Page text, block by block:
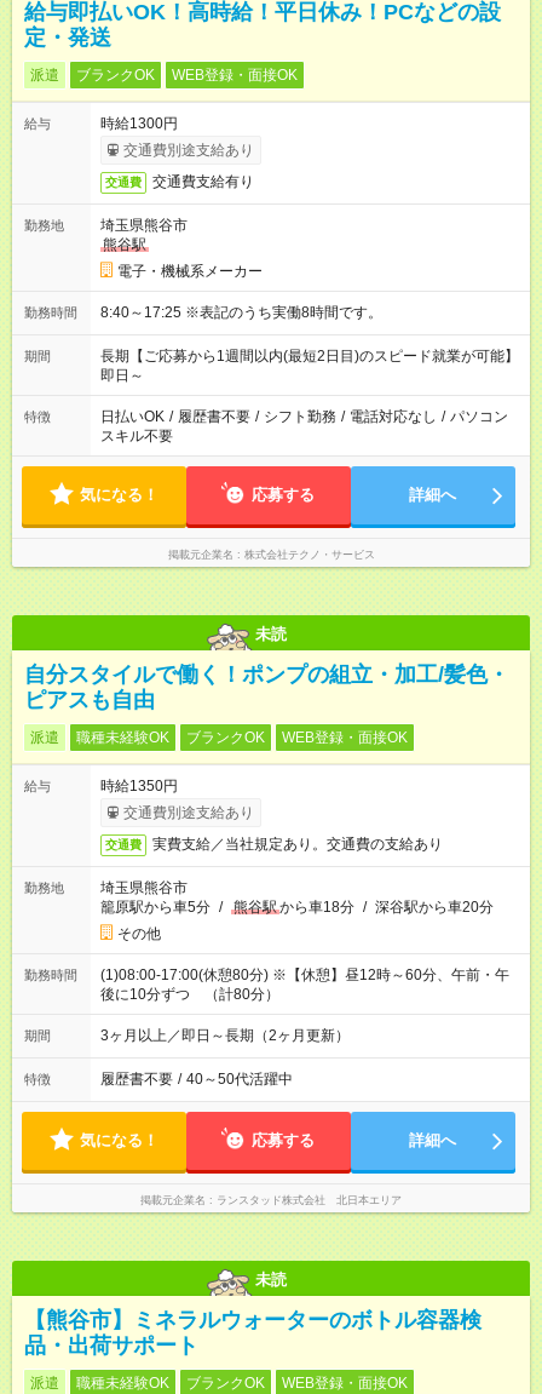
給与即払いOK！高時給！平日休み！PCなどの設
定・発送
派遣 ブランクOK WEB登録・面接OK
給与
時給1300円
交通費別途支給あり
交通費 交通費支給有り
勤務地
埼玉県熊谷市
熊谷駅
電子・機械系メーカー
勤務時間 8:40～17:25 ※表記のうち実働8時間です。
期間
長期【ご応募から1週間以内(最短2日目)のスピード就業が可能】
即日～
特徴 日払いOK / 履歴書不要 / シフト勤務 / 電話対応なし / パソコン
スキル不要
気になる！ 応募する 詳細へ
掲載元企業名 株式会社テクノ・サービス
未読
自分スタイルで働く！ポンプの組立・加工/髪色・
ピアスも自由
派遣 職種未経験OK ブランクOK WEB登録・面接OK
給与
時給1350円
交通費別途支給あり
交通費 実費支給／当社規定あり。交通費の支給あり
勤務地
埼玉県熊谷市
籠原駅から車5分 / 熊谷駅から車18分 / 深谷駅から車20分
その他
勤務時間
(1)08:00-17:00(休憩80分) ※【休憩】昼12時～60分、午前・午
後に10分ずつ （計80分）
期間 3ヶ月以上／即日～長期（2ヶ月更新）
特徴 履歴書不要 / 40～50代活躍中
気になる！ 応募する 詳細へ
掲載元企業名 ランスタッド株式会社 北日本エリア
未読
【熊谷市】ミネラルウォーターのボトル容器検
品・出荷サポート
派遣 職種未経験OK ブランクOK WEB登録・面接OK